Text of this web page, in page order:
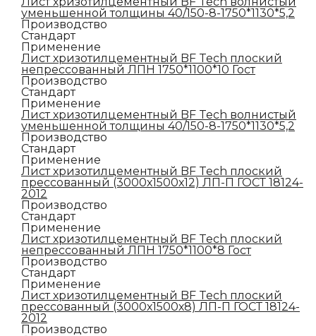
уменьшенной толщины 40/150-8-1750*1130*5,2
Производство
Стандарт
Применение
Лист хризотилцементный BF Tech плоский
непрессованный ЛПН 1750*1100*10 Гост
Производство
Стандарт
Применение
Лист хризотилцементный BF Tech волнистый
уменьшенной толщины 40/150-8-1750*1130*5,2
Производство
Стандарт
Применение
Лист хризотилцементный BF Tech плоский
прессованный (3000х1500х12) ЛП-П ГОСТ 18124-
2012
Производство
Стандарт
Применение
Лист хризотилцементный BF Tech плоский
непрессованный ЛПН 1750*1100*8 Гост
Производство
Стандарт
Применение
Лист хризотилцементный BF Tech плоский
прессованный (3000х1500х8) ЛП-П ГОСТ 18124-
2012
Производство